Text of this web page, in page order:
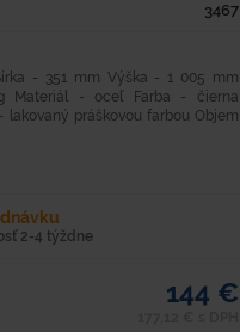
3467
- 351 mm Výška - 1 005 mm
Materiál - oceľ Farba - čierna
lakovaný práškovou farbou Objem
2-4 týždne
144 €